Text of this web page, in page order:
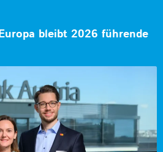
bleibt 2026 führende